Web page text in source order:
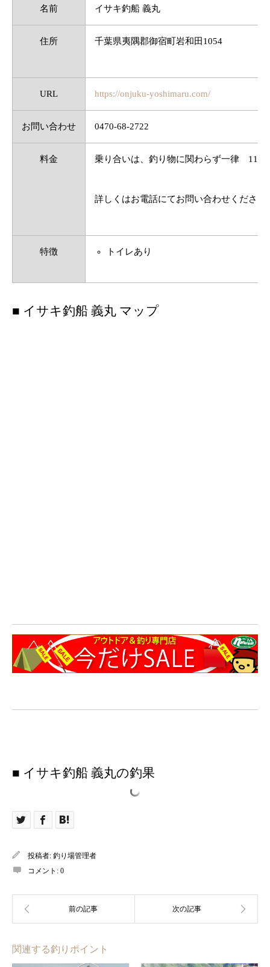
名前 イサキ釣船 義丸
住所 千葉県夷隅郡御宿町岩和田1054
URL https://onjuku-yoshimaru.com/
お問い合わせ 0470-68-2722
料金 乗り合いは、釣り物に関わらず一律
詳しくはお電話にてお問い合わせください
特徴 トイレあり
■ イサキ釣船 義丸 マップ
■ イサキ釣船 義丸の釣果
投稿者: 釣り場管理者
コメント: 0
関連する釣りポイント